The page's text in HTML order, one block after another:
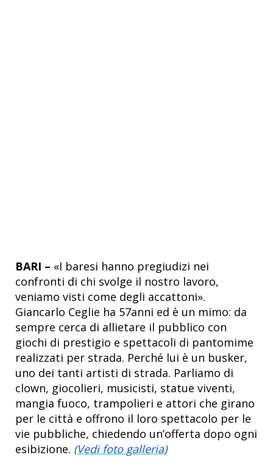
BARI – «I baresi hanno pregiudizi nei
confronti di chi svolge il nostro lavoro,
veniamo visti come degli accattoni».
Giancarlo Ceglie ha 57anni ed è un mimo: da
sempre cerca di allietare il pubblico con
giochi di prestigio e spettacoli di pantomime
realizzati per strada. Perché lui è un busker,
uno dei tanti artisti di strada. Parliamo di
clown, giocolieri, musicisti, statue viventi,
mangia fuoco, trampolieri e attori che girano
per le città e offrono il loro spettacolo per le
vie pubbliche, chiedendo un’offerta dopo ogni
esibizione. (Vedi foto galleria)